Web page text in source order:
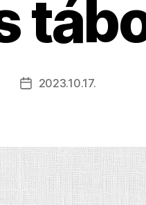
Bejegyzés
2023.10.17.